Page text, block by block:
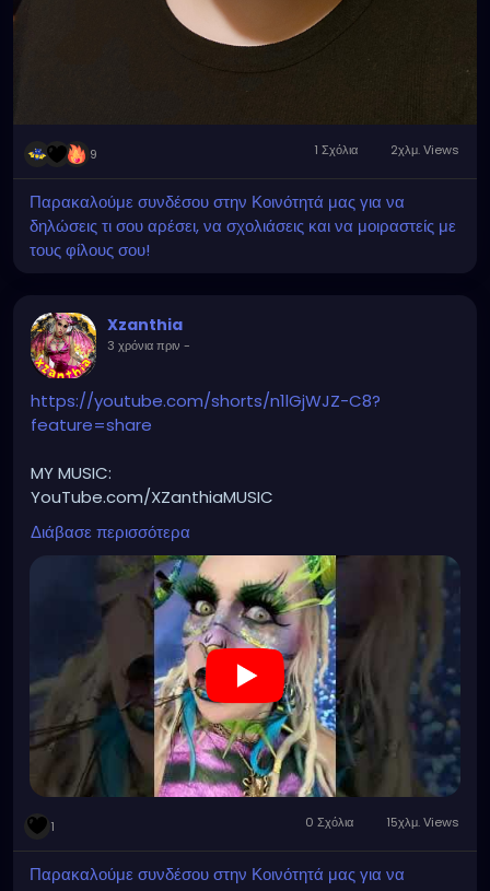
9 1 Σχόλια 2χλμ. Views
Παρακαλούμε συνδέσου στην Κοινότητά μας για να
δηλώσεις τι σου αρέσει, να σχολιάσεις και να μοιραστείς με
τους φίλους σου!
Xzanthia
3 χρόνια πριν -
https://youtube.com/shorts/n1lGjWJZ-C8?
feature=share
MY MUSIC:
YouTube.com/XZanthiaMUSIC
🎶🎵 PLEASE SUBSCRIBE 🎵🎶
#XZanthia
#XZanthiaOctoshroom
#XZanthiaadventures#innerflamestudios
#XZanthiasArtAsylum
#XZanthiaArtEmporium
#XZanthiamodeling#XZanthiaarts#XZanthiamusic
#JupitersThunder#makeup#alt#metalhead
#singer
#songwriter#creative#visualart
#artgallery
#musicproducer#musicalperformance
#artisticexpression#finearts
Διάβασε περισσότερα
1 0 Σχόλια 15χλμ. Views
Παρακαλούμε συνδέσου στην Κοινότητά μας για να